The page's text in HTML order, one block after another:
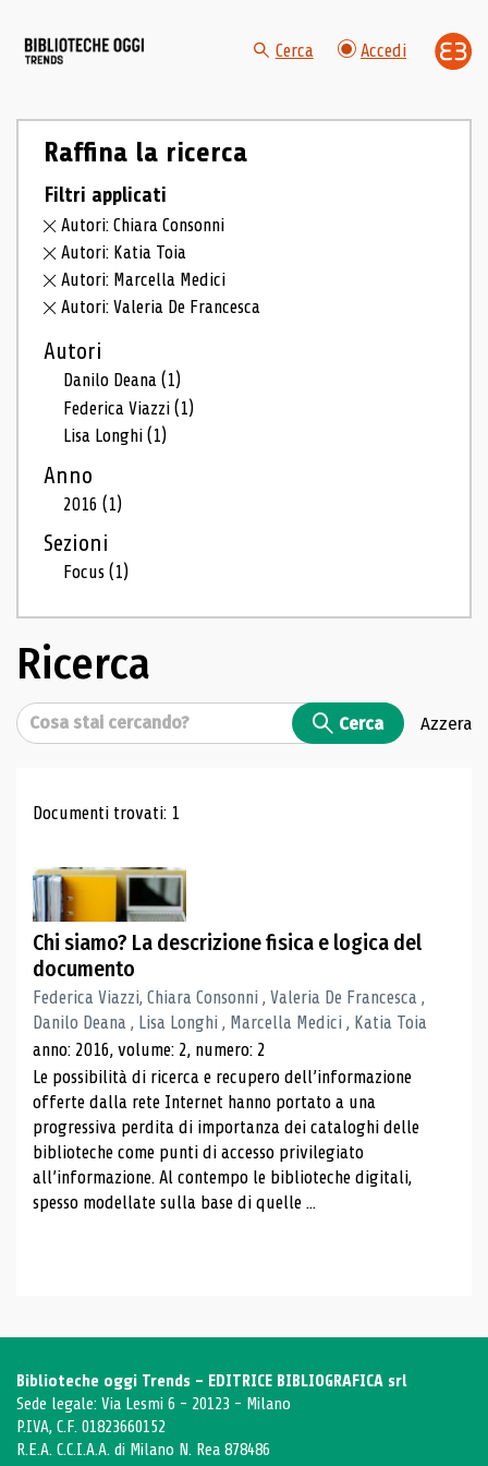
Cerca Accedi
Raffina la ricerca
Filtri applicati
Autori: Chiara Consonni
Autori: Katia Toia
Autori: Marcella Medici
Autori: Valeria De Francesca
Autori
Danilo Deana(1)
Federica Viazzi(1)
Lisa Longhi(1)
Anno
2016(1)
Sezioni
Focus(1)
Ricerca
Cerca Cerca Azzera
Risultati di ricerca
Documenti trovati: 1
Chi siamo? La descrizione fisica e logica del
documento
Federica Viazzi, Chiara Consonni , Valeria De Francesca ,
Danilo Deana , Lisa Longhi , Marcella Medici , Katia Toia
anno: 2016, volume: 2, numero: 2
Le possibilità di ricerca e recupero dell’informazione
offerte dalla rete Internet hanno portato a una
progressiva perdita di importanza dei cataloghi delle
biblioteche come punti di accesso privilegiato
all’informazione. Al contempo le biblioteche digitali,
spesso modellate sulla base di quelle ...
Biblioteche oggi Trends - EDITRICE BIBLIOGRAFICA srl
Sede legale: Via Lesmi 6 - 20123 - Milano
P.IVA, C.F. 01823660152
R.E.A. C.C.I.A.A. di Milano N. Rea 878486